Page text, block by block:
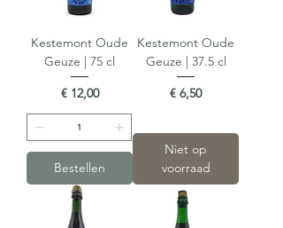
Kestemont Oude
Geuze | 75 cl
Prijs
€ 12,00
Bestellen
Kestemont Oude
Geuze | 37.5 cl
Prijs
€ 6,50
Niet op
voorraad